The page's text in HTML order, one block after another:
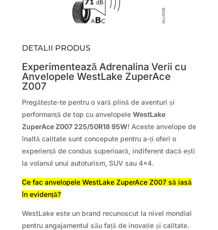
DETALII PRODUS
Experimentează Adrenalina Verii cu
Anvelopele WestLake ZuperAce
Z007
Pregătește-te pentru o vară plină de aventuri și
performanță de top cu anvelopele WestLake
ZuperAce Z007 225/50R18 95W! Aceste anvelope de
înaltă calitate sunt concepute pentru a-ți oferi o
experiență de condus superioară, indiferent dacă ești
la volanul unui autoturism, SUV sau 4×4.
Ce fac anvelopele WestLake ZuperAce Z007 să iasă
în evidență?
WestLake este un brand recunoscut la nivel mondial
pentru angajamentul său față de inovație și calitate.